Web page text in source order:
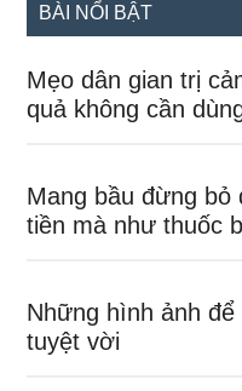
BÀI NỔI BẬT
Mẹo dân gian trị
quả không cần
Mang bầu đừng bỏ
tiền mà như thuốc
Những hình ảnh
tuyệt vời